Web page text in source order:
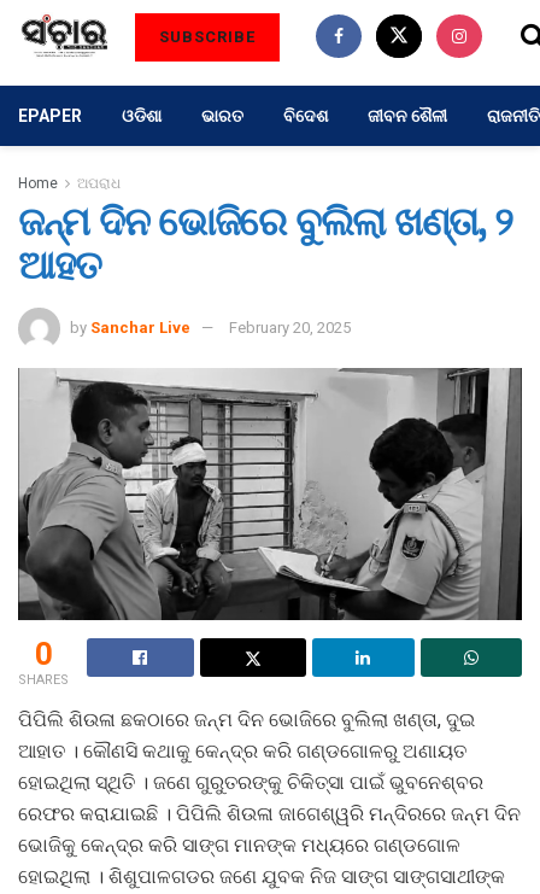
SUBSCRIBE
EPAPER ଓଡିଶା ଭାରତ ବିଦେଶ ଜୀବନ ଶୈଳୀ ରାଜନୀତି
Home ଅପରାଧ
ଜନ୍ମ ଦିନ ଭୋଜିରେ ବୁଲିଲା ଖଣ୍ତା, ୨
ଆହତ
by Sanchar Live February 20, 2025
0
SHARES
ପିପିଲି ଶିଉଳା ଛକଠାରେ ଜନ୍ମ ଦିନ ଭୋଜିରେ ବୁଲିଲା ଖଣ୍ତା, ଦୁଇ
ଆହାତ । କୌଣସି କଥାକୁ କେନ୍ଦ୍ର କରି ଗଣ୍ଡଗୋଳରୁ ଅଣାୟତ
ହୋଇଥିଲା ସ୍ଥିତି । ଜଣେ ଗୁରୁତରଙ୍କୁ ଚିକିତ୍ସା ପାଇଁ ଭୁବନେଶ୍ବର
ରେଫର କରାଯାଇଛି । ପିପିଲି ଶିଉଳା ଜାଗେଶ୍ୱରି ମନ୍ଦିରରେ ଜନ୍ମ ଦିନ
ଭୋଜିକୁ କେନ୍ଦ୍ର କରି ସାଙ୍ଗ ମାନଙ୍କ ମଧ୍ୟରେ ଗଣ୍ଡଗୋଳ
ହୋଇଥିଲା । ଶିଶୁପାଳଗଡର ଜଣେ ଯୁବକ ନିଜ ସାଙ୍ଗ ସାଙ୍ଗସାଥୀଙ୍କ